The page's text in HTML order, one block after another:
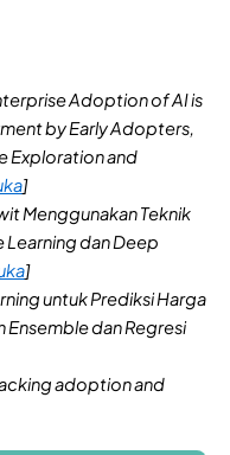
Adoption of AI is
by Early Adopters,
Exploration and
]
Menggunakan Teknik
dan Deep
]
untuk Prediksi Harga
dan Regresi
adoption and